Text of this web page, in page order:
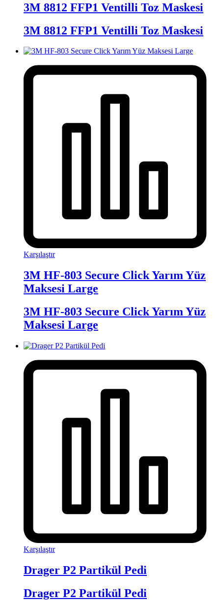
3M 8812 FFP1 Ventilli Toz Maskesi
3M 8812 FFP1 Ventilli Toz Maskesi
Karşılaştır
3M HF-803 Secure Click Yarım Yüz
Maksesi Large
3M HF-803 Secure Click Yarım Yüz
Maksesi Large
Karşılaştır
Drager P2 Partikül Pedi
Drager P2 Partikül Pedi